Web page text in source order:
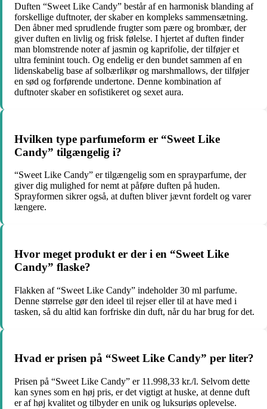
Duften “Sweet Like Candy” består af en harmonisk blanding af
forskellige duftnoter, der skaber en kompleks sammensætning.
Den åbner med sprudlende frugter som pære og brombær, der
giver duften en livlig og frisk følelse. I hjertet af duften finder
man blomstrende noter af jasmin og kaprifolie, der tilføjer et
ultra feminint touch. Og endelig er den bundet sammen af en
lidenskabelig base af solbærlikør og marshmallows, der tilføjer
en sød og forførende undertone. Denne kombination af
duftnoter skaber en sofistikeret og sexet aura.
Hvilken type parfumeform er “Sweet Like
Candy” tilgængelig i?
“Sweet Like Candy” er tilgængelig som en sprayparfume, der
giver dig mulighed for nemt at påføre duften på huden.
Sprayformen sikrer også, at duften bliver jævnt fordelt og varer
længere.
Hvor meget produkt er der i en “Sweet Like
Candy” flaske?
Flakken af “Sweet Like Candy” indeholder 30 ml parfume.
Denne størrelse gør den ideel til rejser eller til at have med i
tasken, så du altid kan forfriske din duft, når du har brug for det.
Hvad er prisen på “Sweet Like Candy” per liter?
Prisen på “Sweet Like Candy” er 11.998,33 kr./l. Selvom dette
kan synes som en høj pris, er det vigtigt at huske, at denne duft
er af høj kvalitet og tilbyder en unik og luksuriøs oplevelse.